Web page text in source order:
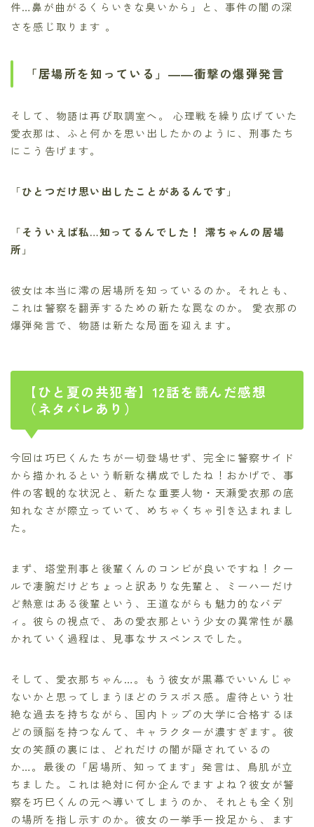
件…鼻が曲がるくらいきな臭いから」と、事件の闇の深
さを感じ取ります 。
「居場所を知っている」――衝撃の爆弾発言
そして、物語は再び取調室へ。 心理戦を繰り広げていた
愛衣那は、ふと何かを思い出したかのように、刑事たち
にこう告げます。
「ひとつだけ思い出したことがあるんです 」
「そういえば私…知ってるんでした！ 澪ちゃんの居場
所 」
彼女は本当に澪の居場所を知っているのか。それとも、
これは警察を翻弄するための新たな罠なのか。 愛衣那の
爆弾発言で、物語は新たな局面を迎えます。
【ひと夏の共犯者】12話を読んだ感想
（ネタバレあり）
今回は巧巳くんたちが一切登場せず、完全に警察サイド
から描かれるという斬新な構成でしたね！おかげで、事
件の客観的な状況と、新たな重要人物・天瀬愛衣那の底
知れなさが際立っていて、めちゃくちゃ引き込まれまし
た。
まず、塔堂刑事と後輩くんのコンビが良いですね！クー
ルで凄腕だけどちょっと訳ありな先輩と、ミーハーだけ
ど熱意はある後輩という、王道ながらも魅力的なバデ
ィ。彼らの視点で、あの愛衣那という少女の異常性が暴
かれていく過程は、見事なサスペンスでした。
そして、愛衣那ちゃん…。もう彼女が黒幕でいいんじゃ
ないかと思ってしまうほどのラスボス感。虐待という壮
絶な過去を持ちながら、国内トップの大学に合格するほ
どの頭脳を持つなんて、キャラクターが濃すぎます。彼
女の笑顔の裏には、どれだけの闇が隠されているの
か…。最後の「居場所、知ってます」発言は、鳥肌が立
ちました。これは絶対に何か企んでますよね？彼女が警
察を巧巳くんの元へ導いてしまうのか、それとも全く別
の場所を指し示すのか。彼女の一挙手一投足から、ます